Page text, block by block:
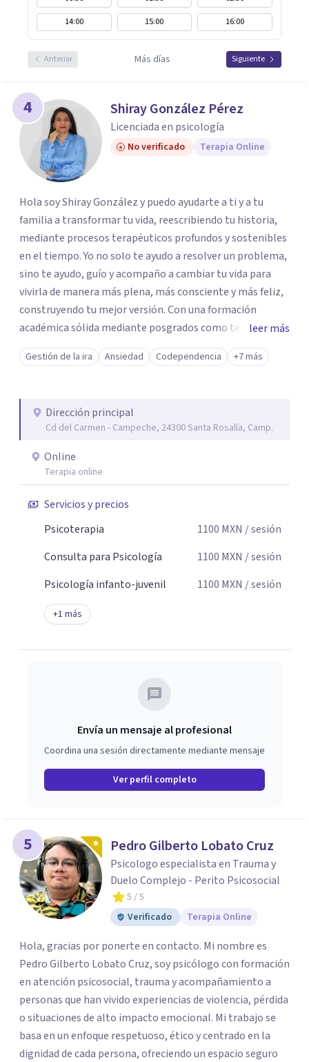
14:00
15:00 16:00
Anterior Más días Siguiente
4 Shiray González Pérez
Licenciada en psicología
No verificado Terapia Online
Hola soy Shiray González y puedo ayudarte a ti y a tu
familia a transformar tu vida, reescribiendo tu historia,
mediante procesos terapéuticos profundos y sostenibles
en el tiempo. Yo no solo te ayudo a resolver un problema,
sino te ayudo, guío y acompaño a cambiar tu vida para
vivirla de manera más plena, más consciente y más feliz,
construyendo tu mejor versión. Con una formación
académica sólida mediante posgrados como terapeuta
breve, familiar e infantil, así como con respaldo
profesional y experiencia clínica de más de 26 años y
auténtica y comunicación clara y directa para darte
seguridad emocional y una dirección firme de tu proceso
de cambio.
leer más
Gestión de la ira Ansiedad Codependencia +7 más
Dirección principal
Cd del Carmen - Campeche, 24300 Santa Rosalía, Camp.
Online
Terapia online
Servicios y precios
Psicoterapia
1100 MXN / sesión
Consulta para Psicología
1100 MXN / sesión
Psicología infanto-juvenil
1100 MXN / sesión
+1 más
Envía un mensaje al profesional
Coordina una sesión directamente mediante mensaje
Ver perfil completo
5 Pedro Gilberto Lobato Cruz
Psicologo especialista en Trauma y
Duelo Complejo - Perito Psicosocial
5 / 5
Verificado
Terapia Online
Hola, gracias por ponerte en contacto. Mi nombre es
Pedro Gilberto Lobato Cruz, soy psicólogo con formación
en atención psicosocial, trauma y acompañamiento a
personas que han vivido experiencias de violencia, pérdida
o situaciones de alto impacto emocional. Mi trabajo se
basa en un enfoque respetuoso, ético y centrado en la
dignidad de cada persona, ofreciendo un espacio seguro